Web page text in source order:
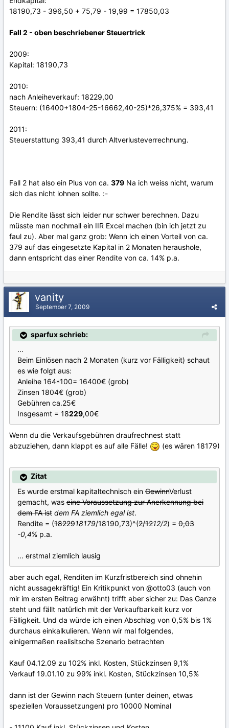
18190,73 - 396,50 + 75,79 - 19,99 = 17850,03
Fall 2 - oben beschriebener Steuertrick
2009:
Kapital: 18190,73
2010:
nach Anleiheverkauf: 18229,00
Steuern: (16400+1804-25-16662,40-25)*26,375% = 393,41
2011:
Steuerstattung 393,41 durch Altverlusteverrechnung.
Fall 2 hat also ein Plus von ca. 379 Na ich weiss nicht, warum
sich das nicht lohnen sollte. :-
Die Rendite lässt sich leider nur schwer berechnen. Dazu
müsste man nochmall ein IIR Excel machen (bin ich jetzt zu
faul zu). Aber mal ganz grob: Wenn ich einen Vorteil von ca.
379 auf das eingesetzte Kapital in 2 Monaten heraushole,
dann entspricht das einer Rendite von ca. 14% p.a.
vanity
September 7, 2009
sparfux schrieb:
...
Beim Einlösen nach 2 Monaten (kurz vor Fälligkeit) schaut
es wie folgt aus:
Anleihe 164*100= 16400€ (grob)
Zinsen 1804€ (grob)
Gebühren ca.25€
Insgesamt = 18229,00€
Wenn du die Verkaufsgebühren draufrechnest statt
abzuziehen, dann klappt es auf alle Fälle!
(es wären 18179)
Zitat
Es wurde erstmal kapitaltechnisch ein GewinnVerlust
gemacht, was eine Voraussetzung zur Anerkennung bei
dem FA ist dem FA ziemlich egal ist.
Rendite = (1822918179/18190,73)^(2/1212/2) = 0,03
-0,4% p.a.
... erstmal ziemlich lausig
aber auch egal, Renditen im Kurzfristbereich sind ohnehin
nicht aussagekräftig! Ein Kritikpunkt von @otto03 (auch von
mir im ersten Beitrag erwähnt) trifft aber sicher zu: Das Ganze
steht und fällt natürlich mit der Verkaufbarkeit kurz vor
Fälligkeit. Und da würde ich einen Abschlag von 0,5% bis 1%
durchaus einkalkulieren. Wenn wir mal folgendes,
einigermaßen realisitsche Szenario betrachten
Kauf 04.12.09 zu 102% inkl. Kosten, Stückzinsen 9,1%
Verkauf 19.01.10 zu 99% inkl. Kosten, Stückzinsen 10,5%
dann ist der Gewinn nach Steuern (unter deinen, etwas
speziellen Voraussetzungen) pro 10000 Nominal